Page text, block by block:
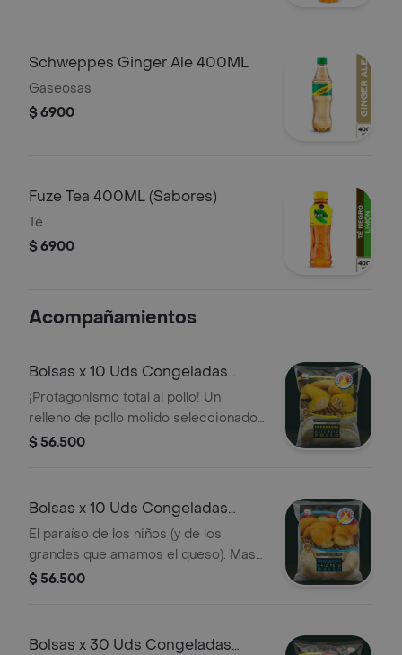
Schweppes Ginger Ale 400ML
Gaseosas
$ 6900
Fuze Tea 400ML (Sabores)
Té
$ 6900
Acompañamientos
Bolsas x 10 Uds Congeladas
Pollo
¡Protagonismo total al pollo! Un
relleno de pollo molido seleccionado.
Masa de maíz peto, sabor auténtico,
en freidoara de aire o aceite en
$ 56.500
Bolsas x 10 Uds Congeladas
Queso
El paraíso de los niños (y de los
grandes que amamos el queso). Masa
dulcecita y un relleno que se estira
$ 56.500
Bolsas x 30 Uds Congeladas